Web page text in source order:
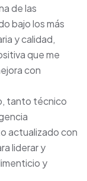
de las
bajo los más
y calidad,
que me
con
tanto técnico
actualizado con
liderar y
y